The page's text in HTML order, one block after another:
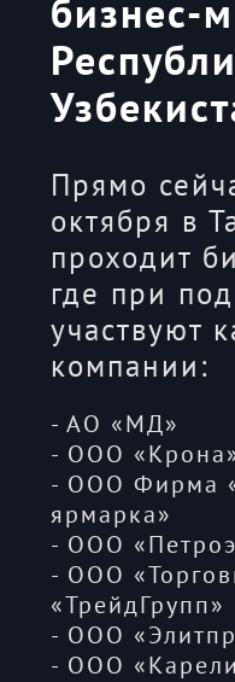
бизнес-
Прямо
октября в
проходит
где при
участвуют
компании:
- АО «МД»
- ООО
- ООО Фирма
ярмарка»
- ООО
- ООО
«ТрейдГрупп»
- ООО
- ООО